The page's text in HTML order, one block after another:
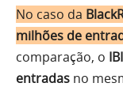
No caso da
milhões de
comparação, o
entradas no